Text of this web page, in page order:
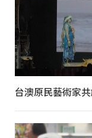
台澳原民藝術家